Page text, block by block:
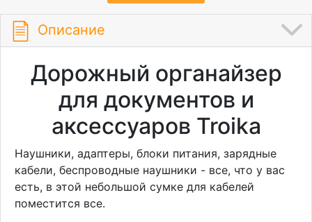
Описание
Дорожный органайзер
для документов и
аксессуаров Troika
Наушники, адаптеры, блоки питания, зарядные
кабели, беспроводные наушники - все, что у вас
есть, в этой небольшой сумке для кабелей
поместится все.